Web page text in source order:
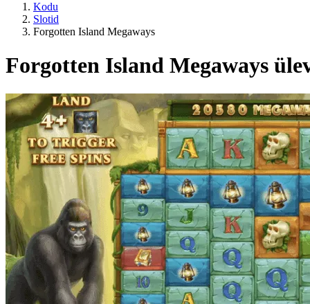
Kodu
Slotid
Forgotten Island Megaways
Forgotten Island Megaways